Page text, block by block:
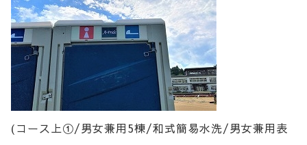
(コース上①/男女兼用5棟/和式簡易水洗/男女兼用表